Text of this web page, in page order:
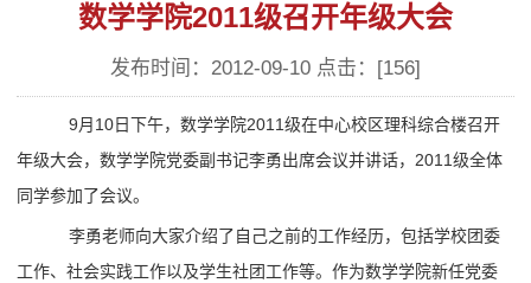
数学学院2011级召开年级大会
发布时间：2012-09-10 点击：[156]
9月10日下午，数学学院2011级在中心校区理科综合楼召开
年级大会，数学学院党委副书记李勇出席会议并讲话，2011级全体
同学参加了会议。
李勇老师向大家介绍了自己之前的工作经历，包括学校团委
工作、社会实践工作以及学生社团工作等。作为数学学院新任党委